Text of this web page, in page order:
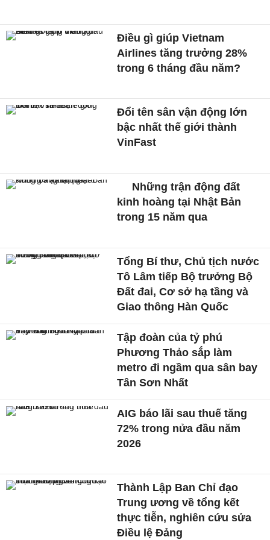
Điều gì giúp Vietnam
Airlines tăng trưởng 28%
trong 6 tháng đầu năm?
Đổi tên sân vận động lớn
bậc nhất thế giới thành
VinFast
Những trận động đất
kinh hoàng tại Nhật Bản
trong 15 năm qua
Tổng Bí thư, Chủ tịch nước
Tô Lâm tiếp Bộ trưởng Bộ
Đất đai, Cơ sở hạ tầng và
Giao thông Hàn Quốc
Tập đoàn của tỷ phú
Phương Thảo sắp làm
metro đi ngầm qua sân bay
Tân Sơn Nhất
AIG báo lãi sau thuế tăng
72% trong nửa đầu năm
2026
Thành Lập Ban Chỉ đạo
Trung ương về tổng kết
thực tiễn, nghiên cứu sửa
Điều lệ Đảng